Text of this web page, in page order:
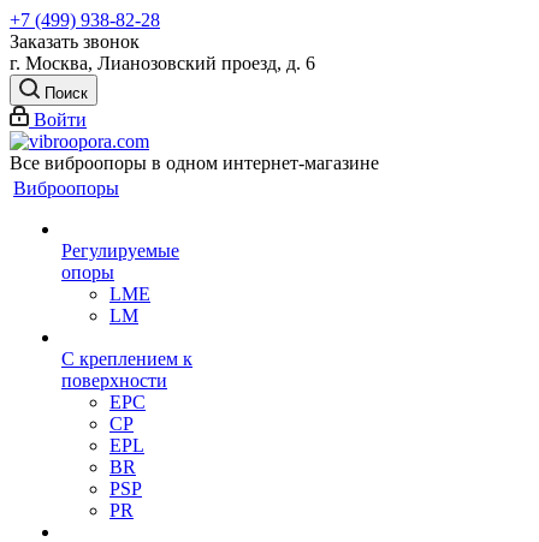
+7 (499) 938-82-28
Заказать звонок
г. Москва, Лианозовский проезд, д. 6
Поиск
Войти
Все виброопоры в одном интернет-магазине
Виброопоры
Регулируемые
опоры
LME
LM
С креплением к
поверхности
EPC
CP
EPL
BR
PSP
PR